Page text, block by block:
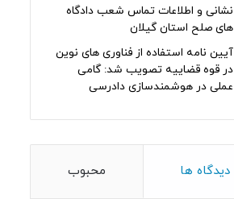
نشانی و اطلاعات تماس شعب دادگاه
های صلح استان گیلان
آیین نامه استفاده از فناوری های نوین
در قوه قضاییه تصویب شد: گامی
عملی در هوشمندسازی دادرسی
دیدگاه ها محبوب